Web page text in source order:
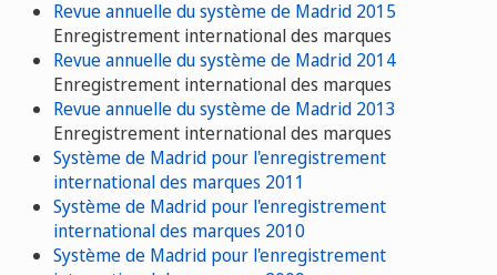
Revue annuelle du système de Madrid 2015
Enregistrement international des marques
Revue annuelle du système de Madrid 2014
Enregistrement international des marques
Revue annuelle du système de Madrid 2013
Enregistrement international des marques
Système de Madrid pour l'enregistrement
international des marques 2011
Système de Madrid pour l'enregistrement
international des marques 2010
Système de Madrid pour l'enregistrement